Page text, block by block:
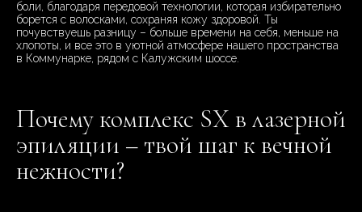
боли, благодаря передовой технологии, которая избирательно
борется с волосками, сохраняя кожу здоровой. Ты
почувствуешь разницу – больше времени на себя, меньше на
хлопоты, и все это в уютной атмосфере нашего пространства
в Коммунарке, рядом с Калужским шоссе.
Почему комплекс SX в лазерной
эпиляции – твой шаг к вечной
нежности?